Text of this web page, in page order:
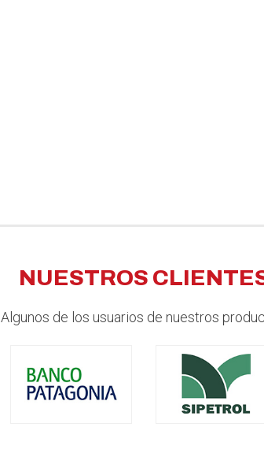
NUESTROS
Algunos de los usuarios de nuestros